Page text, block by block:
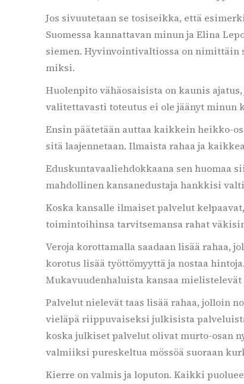
Jos sivuutetaan se tosiseikka, että
Suomessa kannattavan minun ja Elina
siemen. Hyvinvointivaltiossa on nimittäin
miksi.
Huolenpito vähäosaisista on kaunis
valitettavasti toteutus ei ole jäänyt minun
Ensin päätetään auttaa kaikkein heikko-
sitä laajennetaan. Ilmaista rahaa ja
Eduskuntavaaliehdokkaana sen huomaa
mahdollinen kansanedustaja hankkisi
Koska kansalle ilmaiset palvelut
toimintoihinsa tarvitsemansa rahat
Veroja korottamalla saadaan lisää
korotus lisää työttömyyttä ja nostaa
Mukavuudenhaluista kansaa
Palvelut nielevät taas lisää rahaa, jolloin
vieläpä riippuvaiseksi julkisista
koska julkiset palvelut olivat murto-osan
valmiiksi pureskeltua mössöä suoraan
Kierre on valmis ja loputon. Kaikki